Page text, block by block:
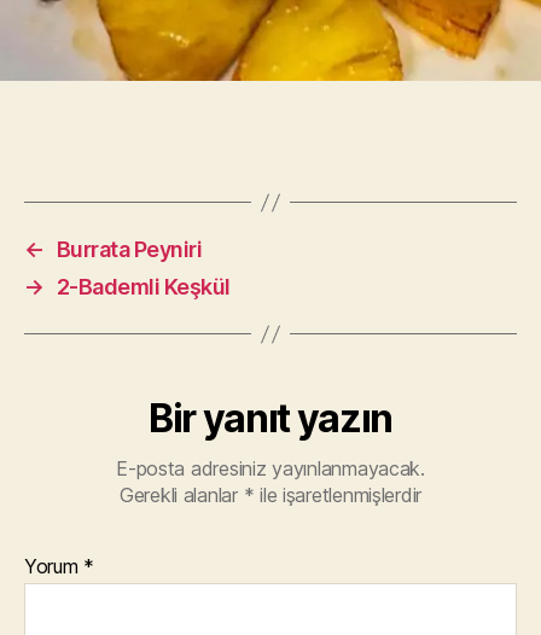
←
Burrata Peyniri
→
2-Bademli Keşkül
Bir yanıt yazın
E-posta adresiniz yayınlanmayacak.
Gerekli alanlar * ile işaretlenmişlerdir
Yorum *